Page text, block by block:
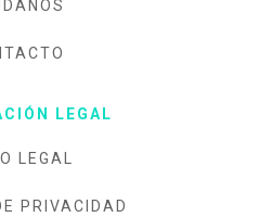
LEGAL
LEGAL
PRIVACIDAD